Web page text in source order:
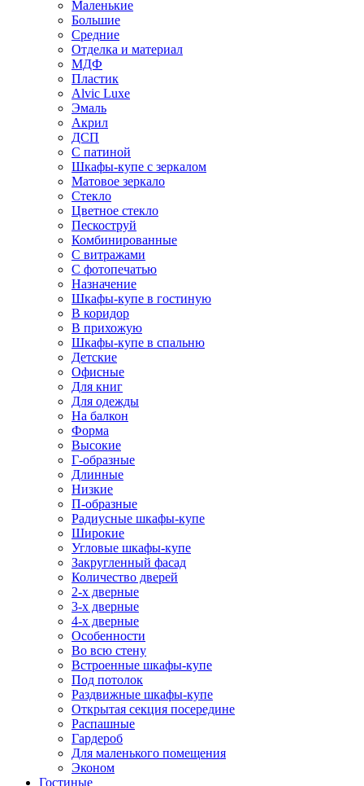
Маленькие
Большие
Средние
Отделка и материал
МДФ
Пластик
Alvic Luxe
Эмаль
Акрил
ДСП
С патиной
Шкафы-купе с зеркалом
Матовое зеркало
Стекло
Цветное стекло
Пескоструй
Комбинированные
С витражами
С фотопечатью
Назначение
Шкафы-купе в гостиную
В коридор
В прихожую
Шкафы-купе в спальню
Детские
Офисные
Для книг
Для одежды
На балкон
Форма
Высокие
Г-образные
Длинные
Низкие
П-образные
Радиусные шкафы-купе
Широкие
Угловые шкафы-купе
Закругленный фасад
Количество дверей
2-х дверные
3-х дверные
4-х дверные
Особенности
Во всю стену
Встроенные шкафы-купе
Под потолок
Раздвижные шкафы-купе
Открытая секция посередине
Распашные
Гардероб
Для маленького помещения
Эконом
Гостиные